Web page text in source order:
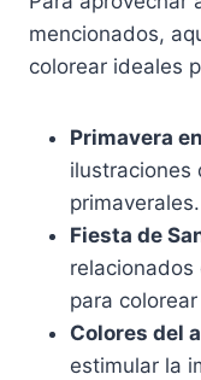
mencionados,
colorear ideales
Primavera
ilustraciones
primaverales.
Fiesta de
para
Colores del
estimular la